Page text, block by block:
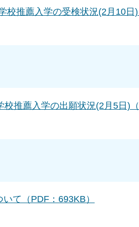
校推薦入学の受検状況(2月10日)
推薦入学の出願状況(2月5日)（
て（PDF：693KB）